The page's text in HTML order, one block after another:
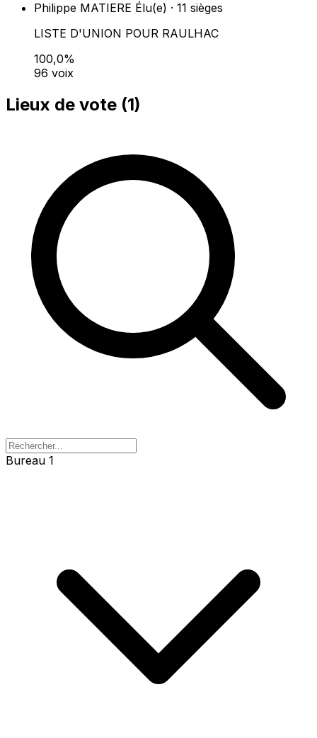
Philippe MATIERE Élu(e) · 11 sièges
LISTE D'UNION POUR RAULHAC
100,0%
96 voix
Lieux de vote (1)
Bureau 1